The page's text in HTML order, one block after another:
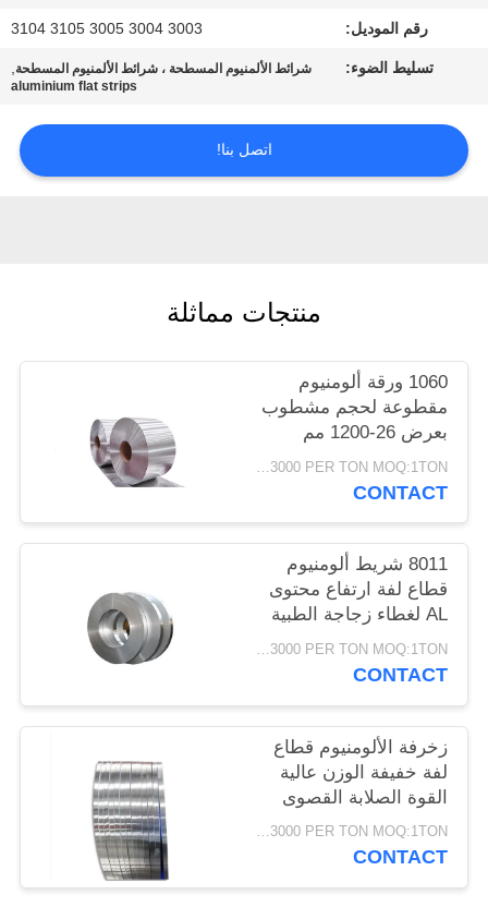
اتصل
اطلب
اقتباس
PRIVACY
POLICY
رقم الموديل: 3003 3004 3005 3105 3104
تسليط الضوء: شرائط الألمنيوم المسطحة ، شرائط الألمنيوم المسطحة,
aluminium flat strips
اتصل بنا!
منتجات مماثلة
1060 ورقة ألومنيوم
مقطوعة لحجم مشطوب
بعرض 26-1200 مم
USD1500-3000 PER TON MOQ:1TON
CONTACT
8011 شريط ألومنيوم
قطاع لفة ارتفاع محتوى
AL لغطاء زجاجة الطبية
USD1500-3000 PER TON MOQ:1TON
CONTACT
زخرفة الألومنيوم قطاع
لفة خفيفة الوزن عالية
القوة الصلابة القصوى
USD1500-3000 PER TON MOQ:1TON
CONTACT